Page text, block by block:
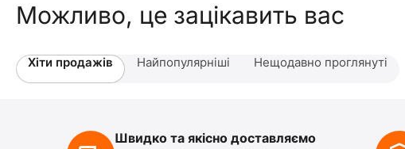
Можливо, це зацікавить вас
Хіти продажів Найпопулярніші Нещодавно проглянуті
Швидко та якісно доставляємо